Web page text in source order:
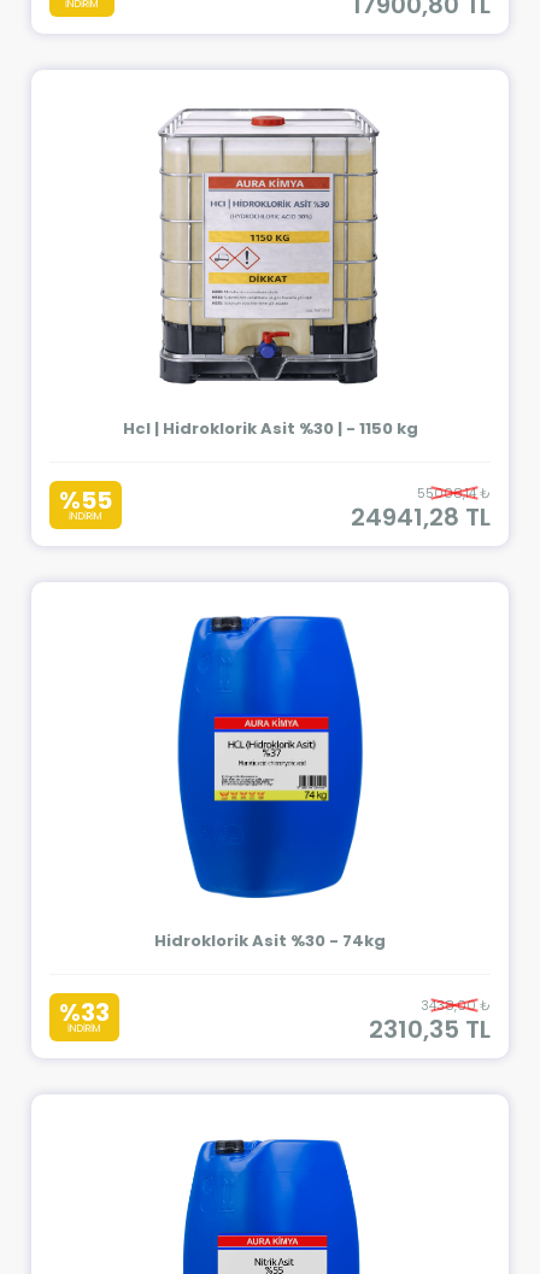
İNDİRİM
Hcl | Hidroklorik Asit %30 | - 1150 kg
%55
İNDİRİM
55008,14 ₺
24941,28 TL
Hidroklorik Asit %30 - 74kg
%33
İNDİRİM
3438,00 ₺
2310,35 TL